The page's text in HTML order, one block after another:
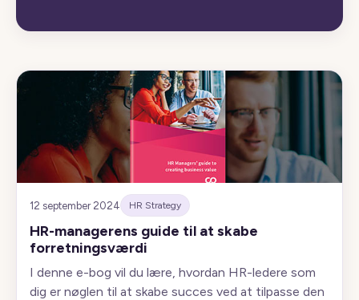
12 september 2024 HR Strategy
HR-managerens guide til at skabe
forretningsværdi
I denne e-bog vil du lære, hvordan HR-ledere som
dig er nøglen til at skabe succes ved at tilpasse den